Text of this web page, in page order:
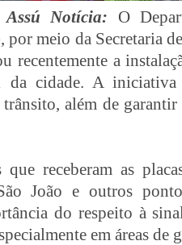
Notícia: O
meio da Secretaria
recentemente a
da cidade. A
além de garantir
receberam as
João e outros
do respeito à
em áreas de